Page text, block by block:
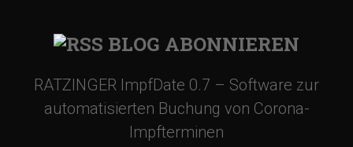
BLOG ABONNIEREN
RATZINGER ImpfDate 0.7 – Software zur
automatisierten Buchung von Corona-
Impfterminen